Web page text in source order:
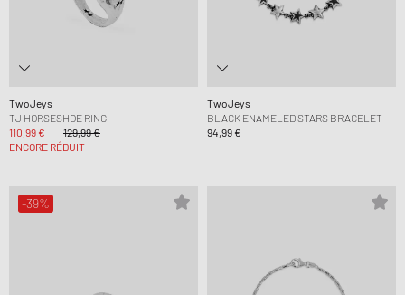
TwoJeys
TJ HORSESHOE RING
110,99 €
129,99 €
ENCORE RÉDUIT
TwoJeys
BLACK ENAMELED STARS BRACELET
94,99 €
-39%